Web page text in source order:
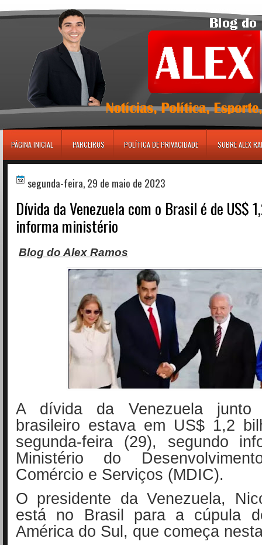
PÁGINA INICIAL PARCEIROS POLÍTICA DE PRIVACIDADE SOBRE ALEX
segunda-feira, 29 de maio de 2023
Dívida da Venezuela com o Brasil é de US$
informa ministério
Blog do Alex Ramos
A dívida da Venezuela junto
brasileiro estava em US$ 1,2
segunda-feira (29), segundo
Ministério do
Comércio e Serviços (MDIC).
O presidente da Venezuela,
está no Brasil para a cúpula
América do Sul, que começa